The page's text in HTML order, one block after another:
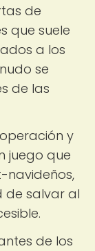
de
que suele
a los
se
de las
y
juego que
navideños,
de salvar al
de los